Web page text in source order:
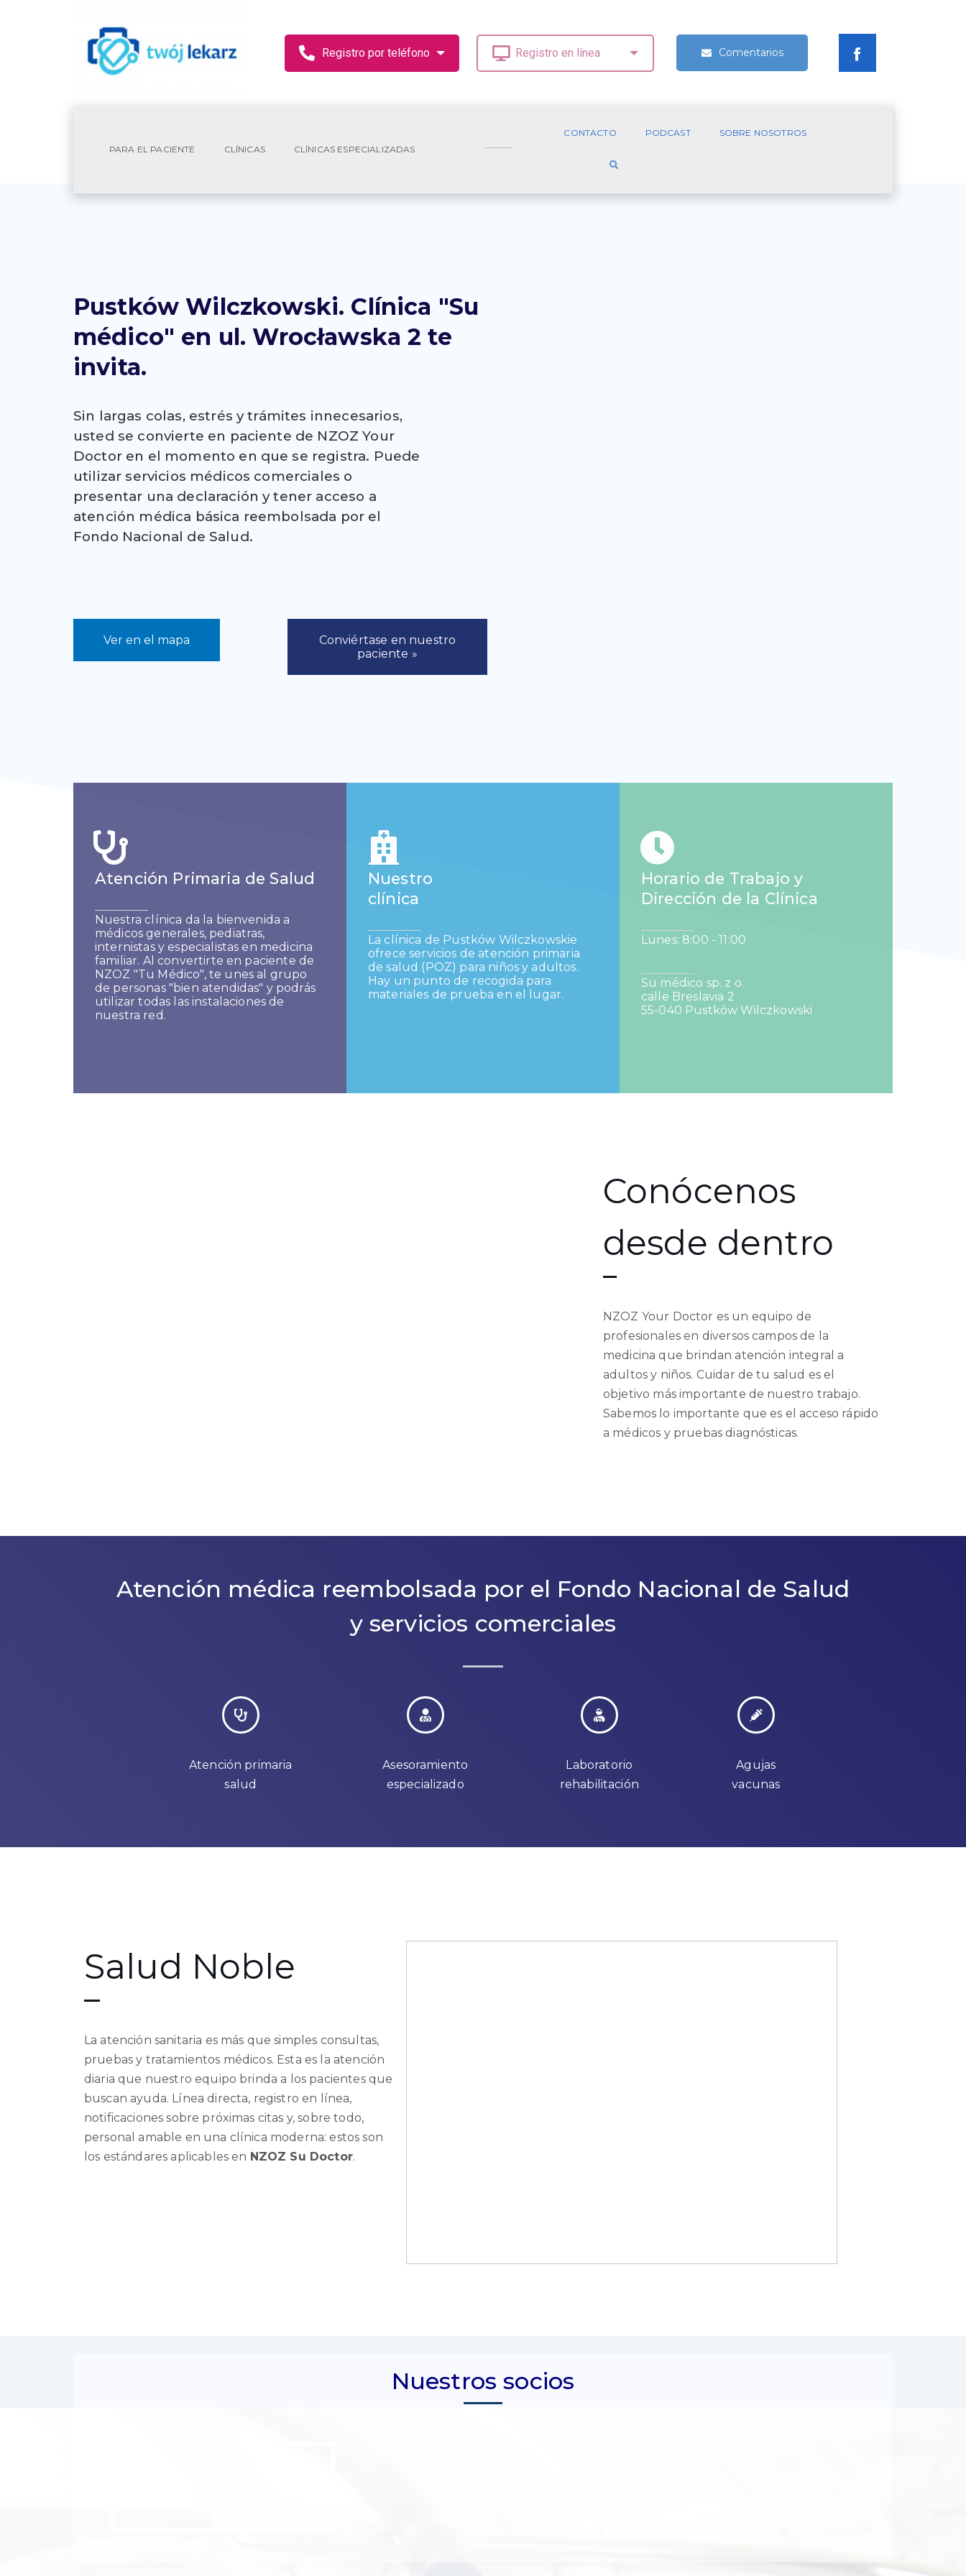
Comentarios
PARA EL PACIENTE CLÍNICAS CLÍNICAS ESPECIALIZADAS
CONTACTO PODCAST SOBRE NOSOTROS
Pustków Wilczkowski. Clínica "Su
médico" en ul. Wrocławska 2 te
invita.
Sin largas colas, estrés y trámites innecesarios,
usted se convierte en paciente de NZOZ Your
Doctor en el momento en que se registra. Puede
utilizar servicios médicos comerciales o
presentar una declaración y tener acceso a
atención médica básica reembolsada por el
Fondo Nacional de Salud.
Ver en el mapa
Conviértase en nuestro
paciente »
Atención Primaria de Salud
Nuestra clínica da la bienvenida a
médicos generales, pediatras,
internistas y especialistas en medicina
familiar. Al convertirte en paciente de
NZOZ "Tu Médico", te unes al grupo
de personas "bien atendidas" y podrás
utilizar todas las instalaciones de
nuestra red.
Nuestro
clínica
La clínica de Pustków Wilczkowskie
ofrece servicios de atención primaria
de salud (POZ) para niños y adultos.
Hay un punto de recogida para
materiales de prueba en el lugar.
Horario de Trabajo y
Dirección de la Clínica
Lunes: 8:00 - 11:00
Su médico sp. z o.
calle Breslavia 2
55-040 Pustków Wilczkowski
Conócenos
desde dentro
NZOZ Your Doctor es un equipo de
profesionales en diversos campos de la
medicina que brindan atención integral a
adultos y niños. Cuidar de tu salud es el
objetivo más importante de nuestro trabajo.
Sabemos lo importante que es el acceso rápido
a médicos y pruebas diagnósticas.
Atención médica reembolsada por el Fondo Nacional de Salud
y servicios comerciales
Atención primaria
salud
Asesoramiento
especializado
Laboratorio
rehabilitación
Agujas
vacunas
Salud Noble
La atención sanitaria es más que simples consultas,
pruebas y tratamientos médicos. Esta es la atención
diaria que nuestro equipo brinda a los pacientes que
buscan ayuda. Línea directa, registro en línea,
notificaciones sobre próximas citas y, sobre todo,
personal amable en una clínica moderna: estos son
los estándares aplicables en NZOZ Su Doctor.
Nuestros socios